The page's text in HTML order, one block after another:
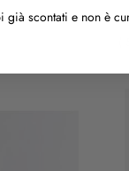
già scontati e non è